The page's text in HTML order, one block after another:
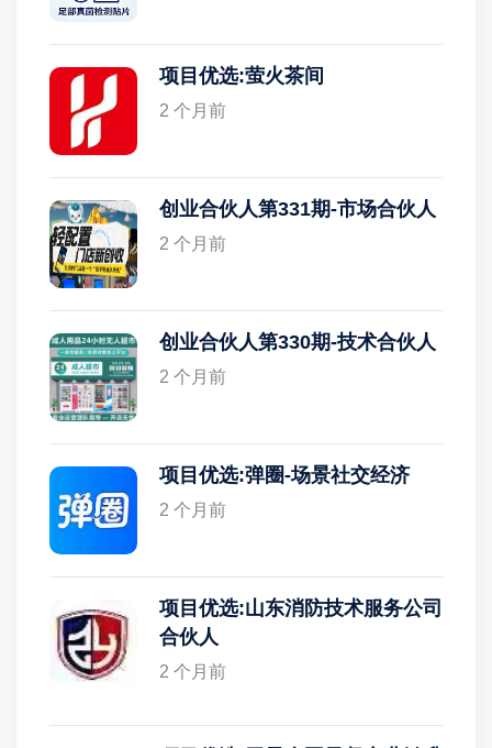
项目优选:萤火茶间
2 个月前
创业合伙人第331期-市场合伙人
2 个月前
创业合伙人第330期-技术合伙人
2 个月前
项目优选:弹圈-场景社交经济
2 个月前
项目优选:山东消防技术服务公司
合伙人
2 个月前